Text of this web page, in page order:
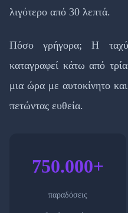
λιγότερο από 30 λεπτά.
Πόσο γρήγορα; Η
καταγραφεί κάτω από
μια ώρα με αυτοκίνητο
πετώντας ευθεία.
750.000+
παραδόσεις